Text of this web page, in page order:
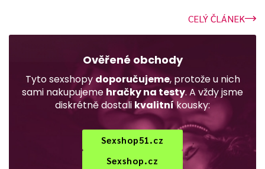
CELÝ ČLÁNEK
Ověřené obchody
Tyto sexshopy doporučujeme, protože u nich
sami nakupujeme hračky na testy. A vždy jsme
diskrétně dostali kvalitníkousky:
Sexshop51.cz
Sexshop.cz